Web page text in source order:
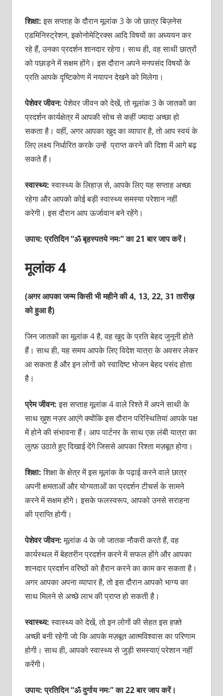
शिक्षा:इस सप्ताह के दौरान मूलांक 3 के जो छात्र बिज़नेस
एडमिनिस्ट्रेशन, इकोनोमेट्रिक्स आदि विषयों का अध्ययन कर
रहे हैं, उनका प्रदर्शन शानदार रहेगा। साथ ही, वह साथी छात्रों
को पछाड़ने में सक्षम होंगे। इस दौरान अपने मनपसंद विषयों के
प्रति आपके दृष्टिकोण में नयापन देखने को मिलेगा।
पेशेवर जीवन:पेशेवर जीवन को देखें, तो मूलांक 3 के जातकों का
प्रदर्शन कार्यक्षेत्र में आपकी सोच से कहीं ज्यादा अच्छा हो
सकता है। वहीं, अगर आपका खुद का व्यापार है, तो आप स्वयं के
लिए लक्ष्य निर्धारित करके उन्हें प्राप्त करने की दिशा में आगे बढ़
सकते हैं।
स्वास्थ्य:स्वास्थ्य के लिहाज़ से, आपके लिए यह सप्ताह अच्छा
रहेगा और आपको कोई बड़ी स्वास्थ्य समस्या परेशान नहीं
करेगी। इस दौरान आप ऊर्जावान बने रहेंगे।
उपाय: प्रतिदिन “ॐ बृहस्पतये नमः” का 21 बार जाप करें।
मूलांक 4
(अगर आपका जन्म किसी भी महीने की 4, 13, 22, 31 तारीख़
को हुआ है)
जिन जातकों का मूलांक 4 है, वह खुद के प्रति बेहद जुनूनी होते
हैं। साथ ही, यह समय आपके लिए विदेश यात्रा के अवसर लेकर
आ सकता है और इन लोगों को स्वादिष्ट भोजन बेहद पसंद होता
है।
प्रेम जीवन:इस सप्ताह मूलांक 4 वाले रिश्ते में अपने साथी के
साथ ख़ुश नज़र आएंगे क्योंकि इस दौरान परिस्थितियां आपके पक्ष
में होने की संभावना हैं। आप पार्टनर के साथ एक लंबी यात्रा का
लुत्फ़ उठाते हुए दिखाई देंगे जिससे आपका रिश्ता मज़बूत होगा।
शिक्षा:शिक्षा के क्षेत्र में इस मूलांक के पढ़ाई करने वाले छात्र
अपनी क्षमताओं और योग्यताओं का प्रदर्शन टीचर्स के सामने
करने में सक्षम होंगे। इसके फलस्वरूप, आपको उनसे सराहना
की प्राप्ति होगी।
पेशेवर जीवन:मूलांक 4 के जो जातक नौकरी करते हैं, वह
कार्यस्थल में बेहतरीन प्रदर्शन करने में सफल होंगे और आपका
शानदार प्रदर्शन वरिष्ठों को हैरान करने का काम कर सकता है।
अगर आपका अपना व्यापार है, तो इस दौरान आपको भाग्य का
साथ मिलने से अच्छे लाभ की प्राप्त हो सकती है।
स्वास्थ्य:स्वास्थ्य को देखें, तो इन लोगों की सेहत इस हफ़्ते
अच्छी बनी रहेगी जो कि आपके मज़बूत आत्मविश्वास का परिणाम
होगी। साथ ही, आपको स्वास्थ्य से जुड़ी समस्याएं परेशान नहीं
करेंगी।
उपाय: प्रतिदिन “ॐ दुर्गाय नमः” का 22 बार जाप करें।